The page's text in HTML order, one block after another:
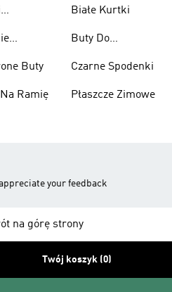
Buty
Na Ramię
Ciężarów
Białe Kurtki
Buty Do
Czarne Spodenki
Płaszcze Zimowe
your feedback
na górę strony
Twój koszyk (0)